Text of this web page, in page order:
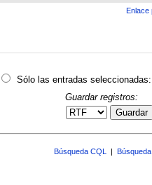
Enlace
Sólo las entradas seleccionadas:
Guardar registros:
Guardar
Búsqueda CQL